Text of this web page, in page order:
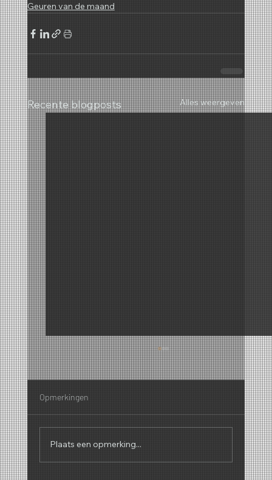
Geuren van de maand
Recente blogposts Alles weergeven
Opmerkingen
Plaats een opmerking...